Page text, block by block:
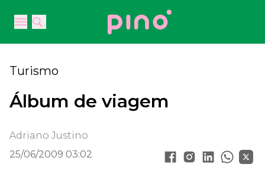
Open main menu
Open main menu
Your Company
Turismo
Álbum de viagem
Adriano Justino
25/06/2009 03:02